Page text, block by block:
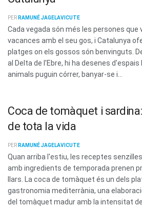
PER RAMUNÉ JAGELAVICUTE
Cada vegada són més les persones que
vacances amb el seu gos, i Catalunya
platges on els gossos són benvinguts.
al Delta de l'Ebre, hi ha desenes
animals puguin córrer, banyar-se i...
Coca de tomàquet i
de tota la vida
PER RAMUNÉ JAGELAVICUTE
Quan arriba l'estiu, les receptes
amb ingredients de temporada prenen
llars. La coca de tomàquet és un dels
gastronomia mediterrània, una
del tomàquet madur amb la intensitat